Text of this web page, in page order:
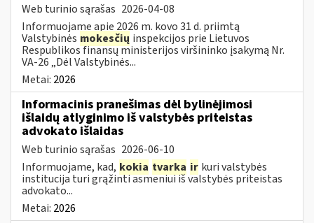
Web turinio sąrašas 2026-04-08
Informuojame apie 2026 m. kovo 31 d. priimtą
Valstybinės mokesčių inspekcijos prie Lietuvos
Respublikos finansų ministerijos viršininko įsakymą Nr.
VA-26 „Dėl Valstybinės...
Metai: 2026
Informacinis pranešimas dėl bylinėjimosi
išlaidų atlyginimo iš valstybės priteistas
advokato išlaidas
Web turinio sąrašas 2026-06-10
Informuojame, kad, kokia tvarka ir kuri valstybės
institucija turi grąžinti asmeniui iš valstybės priteistas
advokato...
Metai: 2026